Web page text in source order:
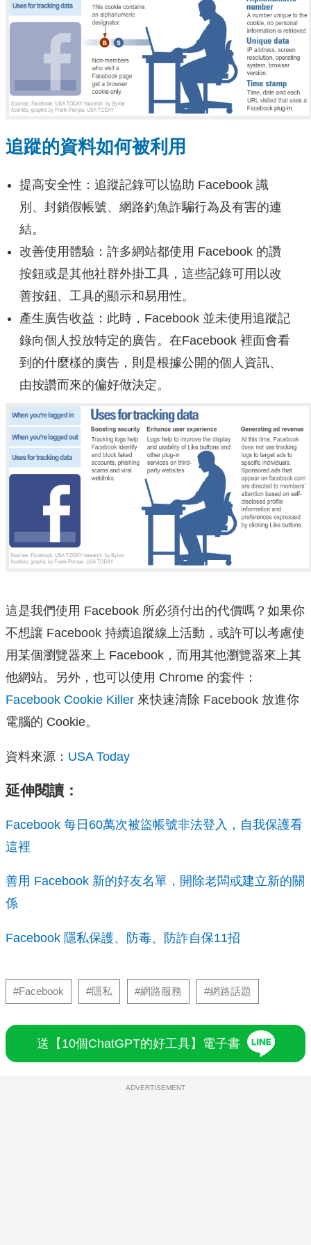
追蹤的資料如何被利用
提高安全性：追蹤記錄可以協助 Facebook 識
別、封鎖假帳號、網路釣魚詐騙行為及有害的連
結。
改善使用體驗：許多網站都使用 Facebook 的讚
按鈕或是其他社群外掛工具，這些記錄可用以改
善按鈕、工具的顯示和易用性。
產生廣告收益：此時，Facebook 並未使用追蹤記
錄向個人投放特定的廣告。在Facebook 裡面會看
到的什麼樣的廣告，則是根據公開的個人資訊、
由按讚而來的偏好做決定。
這是我們使用 Facebook 所必須付出的代價嗎？如果你
不想讓 Facebook 持續追蹤線上活動，或許可以考慮使
用某個瀏覽器來上 Facebook，而用其他瀏覽器來上其
他網站。另外，也可以使用 Chrome 的套件：
Facebook Cookie Killer 來快速清除 Facebook 放進你
電腦的 Cookie。
資料來源： USA Today
延伸閱讀：
Facebook 每日60萬次被盜帳號非法登入，自我保護看
這裡
善用 Facebook 新的好友名單，開除老闆或建立新的關
係
Facebook 隱私保護、防毒、防詐自保11招
#Facebook #隱私 #網路服務 #網路話題
送【10個ChatGPT的好工具】電子書
ADVERTISEMENT